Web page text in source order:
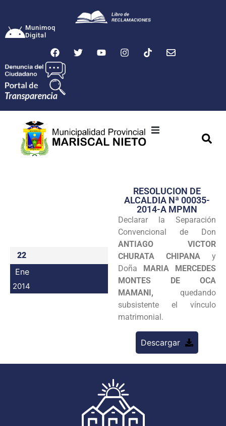
Munimoq
Digital
Transparencia
Seguridad
Programas
Intranet
22
Ene
2014
RESOLUCION DE
ALCALDIA Nª 00035-
2014-A MPMN
Declarar la Separación
Convencional de Don
ANTIAGO VICTOR
CHURATA CHIPANA y
Doña MARIA MERCEDES
MONTES DE OCA
MAMANI, quedando
subsistente el vínculo
matrimonial.
Descargar